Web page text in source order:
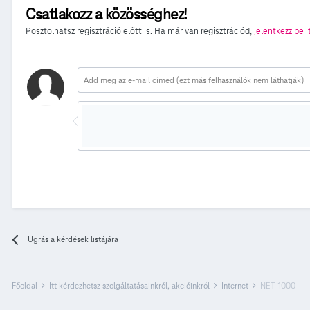
Csatlakozz a közösséghez!
Posztolhatsz regisztráció előtt is. Ha már van regisztrációd,jelentkezz be
Ugrás a kérdések listájára
Főoldal Itt kérdezhetsz szolgáltatásainkról, akcióinkról Internet NET 1000